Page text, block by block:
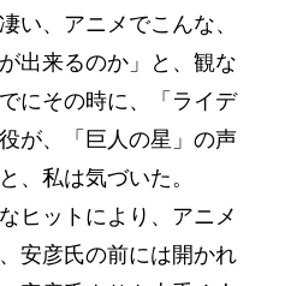
い、アニメでこんな、
出来るのか」と、観な
にその時に、「ライデ
が、「巨人の星」の声
、私は気づいた。
ヒットにより、アニメ
安彦氏の前には開かれ